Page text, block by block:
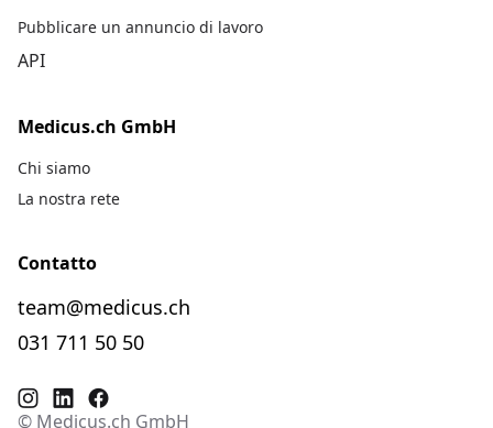
Pubblicare un annuncio di lavoro
API
Medicus.ch GmbH
Chi siamo
La nostra rete
Contatto
team@medicus.ch
031 711 50 50
© Medicus.ch GmbH